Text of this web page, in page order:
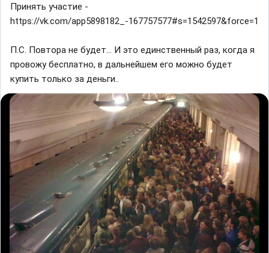
Принять участие -
https://vk.com/app5898182_-167757577#s=1542597&force=1
П.С. Повтора не будет... И это единственный раз, когда я
провожу бесплатно, в дальнейшем его можно будет
купить только за деньги..